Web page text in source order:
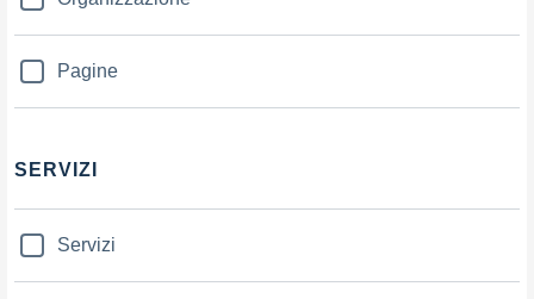
Pagine
SERVIZI
Servizi